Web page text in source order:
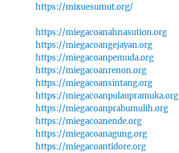
https://mixuesumut.org/
https://miegacoanahnasution.org
https://miegacoangejayan.org
https://miegacoanpemuda.org
https://miegacoanrenon.org
https://miegacoansintang.org
https://miegacoanpulaupramuka.org
https://miegacoanprabumulih.org
https://miegacoanende.org
https://miegacoanagung.org
https://miegacoantidore.org